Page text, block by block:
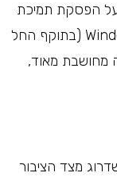
על הפסקת תמיכת
ווטסאפ (שבבעלות פייסבוק כיום) בסמארטפונים מבוססי כמה מערכות הפעלה ישנות, כולל Windows Mobile (בתוקף החל
מחושבת מאוד,
מצד הציבור